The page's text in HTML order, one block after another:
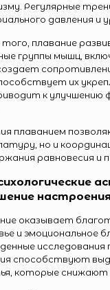
Регулярные
давления и
плавание
группы мышц,
их
к улучшению
плаванием
но и
равновесия и
оказывает
и эмоциональное
способствуют
которые